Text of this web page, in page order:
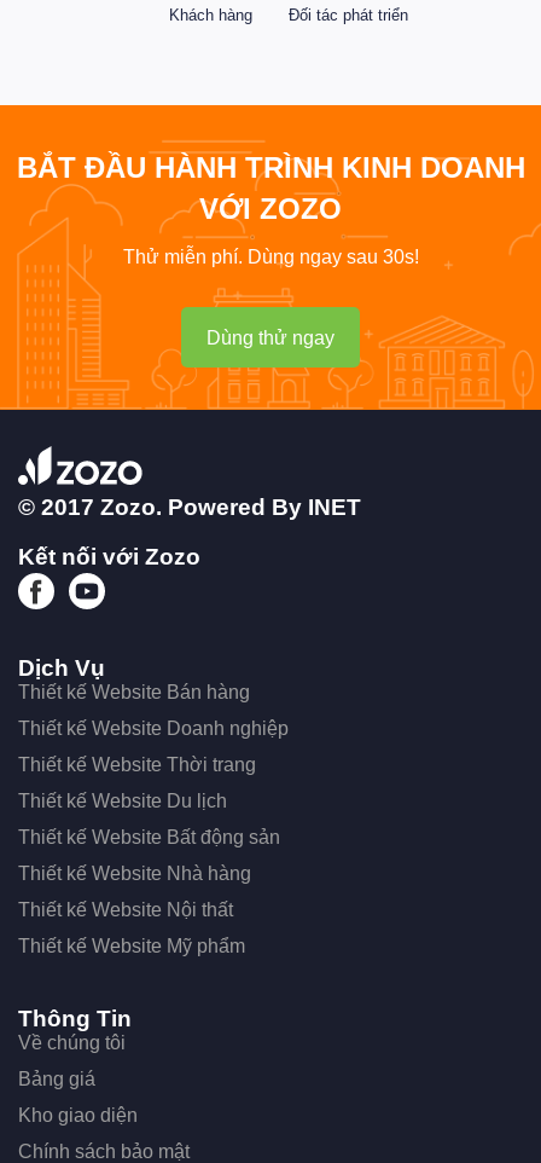
Khách hàng Đối tác phát triển
BẮT ĐẦU HÀNH TRÌNH KINH DOANH
VỚI ZOZO
Thử miễn phí. Dùng ngay sau 30s!
Dùng thử ngay
© 2017 Zozo. Powered By INET
Kết nối với Zozo
Dịch Vụ
Thiết kế Website Bán hàng
Thiết kế Website Doanh nghiệp
Thiết kế Website Thời trang
Thiết kế Website Du lịch
Thiết kế Website Bất động sản
Thiết kế Website Nhà hàng
Thiết kế Website Nội thất
Thiết kế Website Mỹ phẩm
Thông Tin
Về chúng tôi
Bảng giá
Kho giao diện
Chính sách bảo mật